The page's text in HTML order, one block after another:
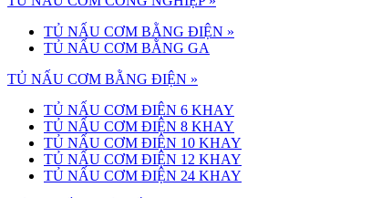
TỦ NẤU CƠM BẰNG ĐIỆN »
TỦ NẤU CƠM BẰNG GA
TỦ NẤU CƠM BẰNG ĐIỆN »
TỦ NẤU CƠM ĐIỆN 6 KHAY
TỦ NẤU CƠM ĐIỆN 8 KHAY
TỦ NẤU CƠM ĐIỆN 10 KHAY
TỦ NẤU CƠM ĐIỆN 12 KHAY
TỦ NẤU CƠM ĐIỆN 24 KHAY